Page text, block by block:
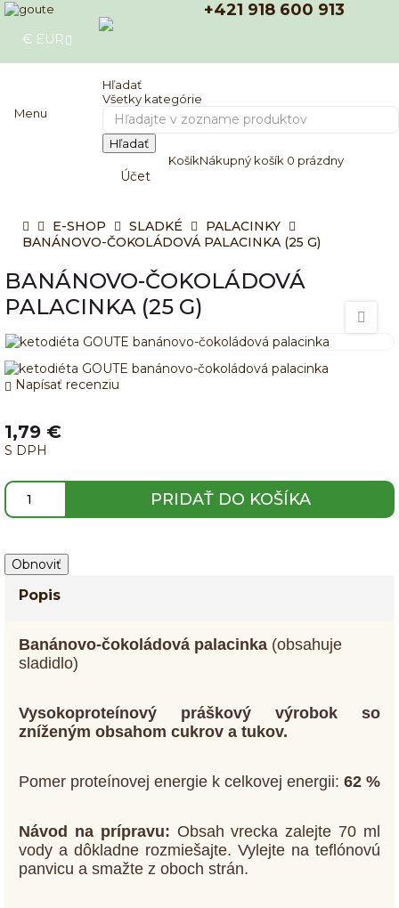
€ EUR
+421 918 600 913
Menu
Hľadať
Všetky kategórie
Hľadať
Účet
KošíkNákupný košík 0 prázdny
E-SHOP SLADKÉ
PALACINKY
BANÁNOVO-ČOKOLÁDOVÁ PALACINKA (25 G)
BANÁNOVO-ČOKOLÁDOVÁ
PALACINKA (25 G)
 Napísať recenziu
1,79 €
S DPH
PRIDAŤ DO KOŠÍKA
Popis
Banánovo-čokoládová palacinka (obsahuje
sladidlo)
Vysokoproteínový práškový výrobok so
zníženým obsahom cukrov a tukov.
Pomer proteínovej energie k celkovej energii: 62 %
Návod na prípravu: Obsah vrecka zalejte 70 ml
vody a dôkladne rozmiešajte. Vylejte na teflónovú
panvicu a smažte z oboch strán.